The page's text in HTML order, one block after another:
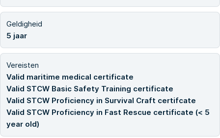
Geldigheid
5 jaar
Vereisten
Valid maritime medical certificate
Valid STCW Basic Safety Training certificate
Valid STCW Proficiency in Survival Craft certifcate
Valid STCW Proficiency in Fast Rescue certificate (< 5
year old)